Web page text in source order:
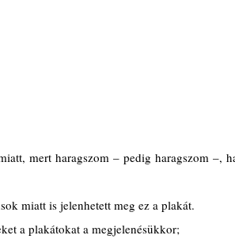
mert haragszom – pedig haragszom –,
miatt is jelenhetett meg ez a plakát.
a plakátokat a megjelenésükkor;